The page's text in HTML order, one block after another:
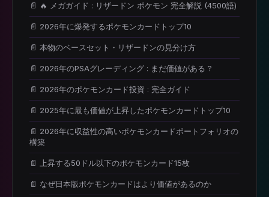
📄 🔥 メガガイド : リザードン ポケモン 完全解説 (4500語)
📄 2026年に爆発するポケモンカードトップ10
📄 本物のベースセット・リザードンの見分け方
📄 2026年のPSAグレーディング : まだ価値がある ?
📄 2026年のポケモンカード投資 : 完全ガイド
📄 2025年に最も価値が上昇したポケモンカードトップ10
📄 2026年に収益性の高いポケモンカードポートフォリオの
構築
📄 上昇する50ドル以下のポケモンカード15枚
📄 なぜ日本版ポケモンカードはより価値があるのか